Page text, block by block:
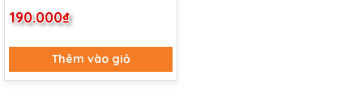
190.000₫
Thêm vào giỏ